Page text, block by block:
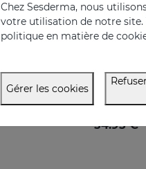
54.95 €
Chez Sesderma, nous
votre utilisation de notre
politique en matière de
Gérer les cookies